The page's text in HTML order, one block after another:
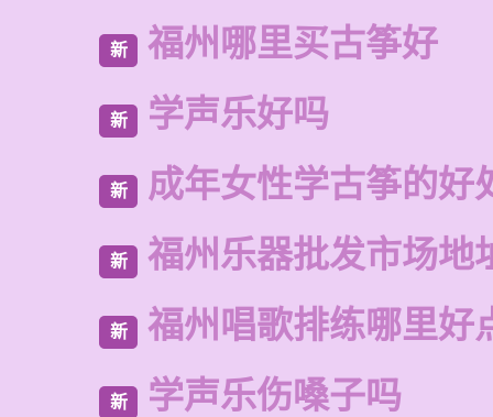
新 福州哪里买古筝好
新 学声乐好吗
新 成年女性学古筝的好
新 福州乐器批发市场地
新 福州唱歌排练哪里好
新 学声乐伤嗓子吗